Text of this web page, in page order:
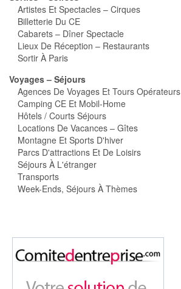
Artistes Et Spectacles – Cirques
Billetterie Du CE
Cabarets – Dîner Spectacle
Lieux De Réception – Restaurants
Sortir À Paris
Voyages – Séjours
Agences De Voyages Et Tours Opérateurs
Camping CE Et Mobil-Home
Hôtels / Courts Séjours
Locations De Vacances – Gîtes
Montagne Et Sports D'hiver
Parcs D'attractions Et De Loisirs
Séjours À L'étranger
Transports
Week-Ends, Séjours À Thèmes